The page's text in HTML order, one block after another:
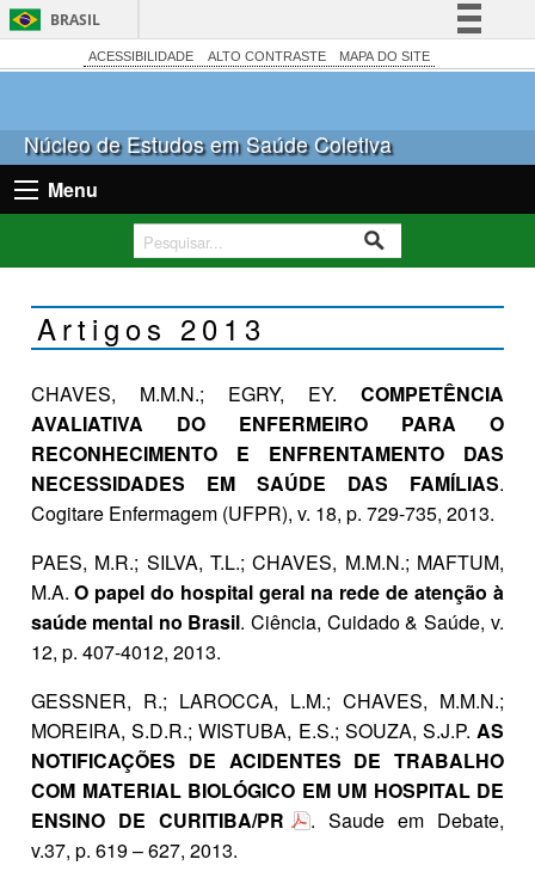
BRASIL
Simplifique!
Acesso à informação
Canais
ACESSIBILIDADE ALTO CONTRASTE MAPA DO SITE
Núcleo de Estudos em Saúde Coletiva
Menu
Artigos 2013
CHAVES, M.M.N.; EGRY, EY. COMPETÊNCIA
AVALIATIVA DO ENFERMEIRO PARA O
RECONHECIMENTO E ENFRENTAMENTO DAS
NECESSIDADES EM SAÚDE DAS FAMÍLIAS.
Cogitare Enfermagem (UFPR), v. 18, p. 729-735, 2013.
PAES, M.R.; SILVA, T.L.; CHAVES, M.M.N.; MAFTUM,
M.A. O papel do hospital geral na rede de atenção à
saúde mental no Brasil. Ciência, Cuidado & Saúde, v.
12, p. 407-4012, 2013.
GESSNER, R.; LAROCCA, L.M.; CHAVES, M.M.N.;
MOREIRA, S.D.R.; WISTUBA, E.S.; SOUZA, S.J.P. AS
NOTIFICAÇÕES DE ACIDENTES DE TRABALHO
COM MATERIAL BIOLÓGICO EM UM HOSPITAL DE
ENSINO DE CURITIBA/PR
. Saude em Debate,
v.37, p. 619 – 627, 2013.